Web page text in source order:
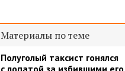
Материалы по теме
Полуголый таксист гонялся
с лопатой за избившими его